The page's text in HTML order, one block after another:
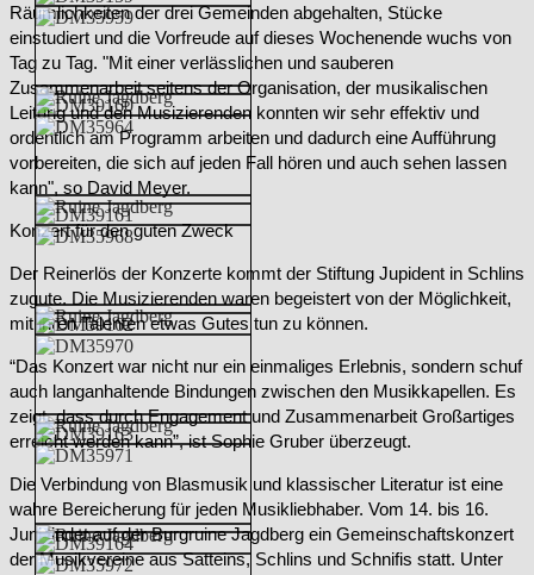
Räumlichkeiten der drei Gemeinden abgehalten, Stücke
einstudiert und die Vorfreude auf dieses Wochenende wuchs von
Tag zu Tag. "Mit einer verlässlichen und sauberen
Zusammenarbeit seitens der Organisation, der musikalischen
Leitung und den Musizierenden konnten wir sehr effektiv und
ordentlich am Programm arbeiten und dadurch eine Aufführung
vorbereiten, die sich auf jeden Fall hören und auch sehen lassen
kann", so David Meyer.
Konzert für den guten Zweck
Der Reinerlös der Konzerte kommt der Stiftung Jupident in Schlins
zugute. Die Musizierenden waren begeistert von der Möglichkeit,
mit ihren Talenten etwas Gutes tun zu können.
“Das Konzert war nicht nur ein einmaliges Erlebnis, sondern schuf
auch langanhaltende Bindungen zwischen den Musikkapellen. Es
zeigt, dass durch Engagement und Zusammenarbeit Großartiges
erreicht werden kann”, ist Sophie Gruber überzeugt.
Die Verbindung von Blasmusik und klassischer Literatur ist eine
wahre Bereicherung für jeden Musikliebhaber. Vom 14. bis 16.
Juni findet auf der Burgruine Jagdberg ein Gemeinschaftskonzert
der Musikvereine aus Satteins, Schlins und Schnifis statt. Unter